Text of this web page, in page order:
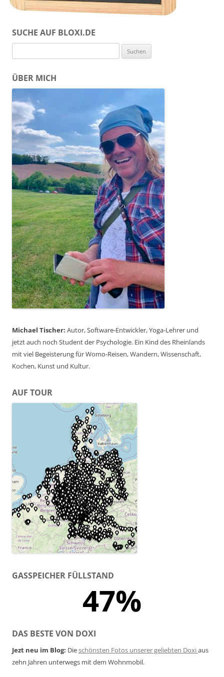
SUCHE AUF BLOXI.DE
nach:
ÜBER MICH
Michael Tischer: Autor, Software-Entwickler, Yoga-Lehrer und
jetzt auch noch Student der Psychologie. Ein Kind des Rheinlands
mit viel Begeisterung für Womo-Reisen, Wandern, Wissenschaft,
Kochen, Kunst und Kultur.
AUF TOUR
GASSPEICHER FÜLLSTAND
47%
DAS BESTE VON DOXI
Jezt neu im Blog: Dieschönsten Fotos unserer geliebten Doxiaus
zehn Jahren unterwegs mit dem Wohnmobil.